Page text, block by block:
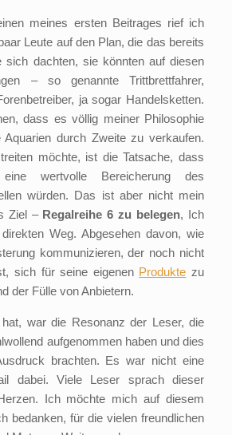
meines ersten Beitrages rief ich
Leute auf den Plan, die das bereits
sich dachten, sie könnten auf diesen
– so genannte Trittbrettfahrer,
ja sogar Handelsketten.
dass es völlig meiner Philosophie
Aquarien durch Zweite zu verkaufen.
möchte, ist die Tatsache, dass
wertvolle Bereicherung des
würden. Das ist aber nicht mein
Ziel – Regalreihe 6 zu belegen, Ich
Weg. Abgesehen davon, wie
kommunizieren, der noch nicht
sich für seine eigenen Produkte zu
der Fülle von Anbietern.
war die Resonanz der Leser, die
aufgenommen haben und dies
brachten. Es war nicht eine
dabei. Viele Leser sprach dieser
Ich möchte mich auf diesem
bedanken, für die vielen freundlichen